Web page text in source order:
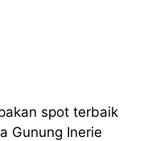
spot terbaik
Gunung Inerie